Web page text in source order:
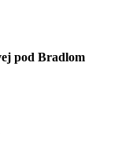
pod Bradlom